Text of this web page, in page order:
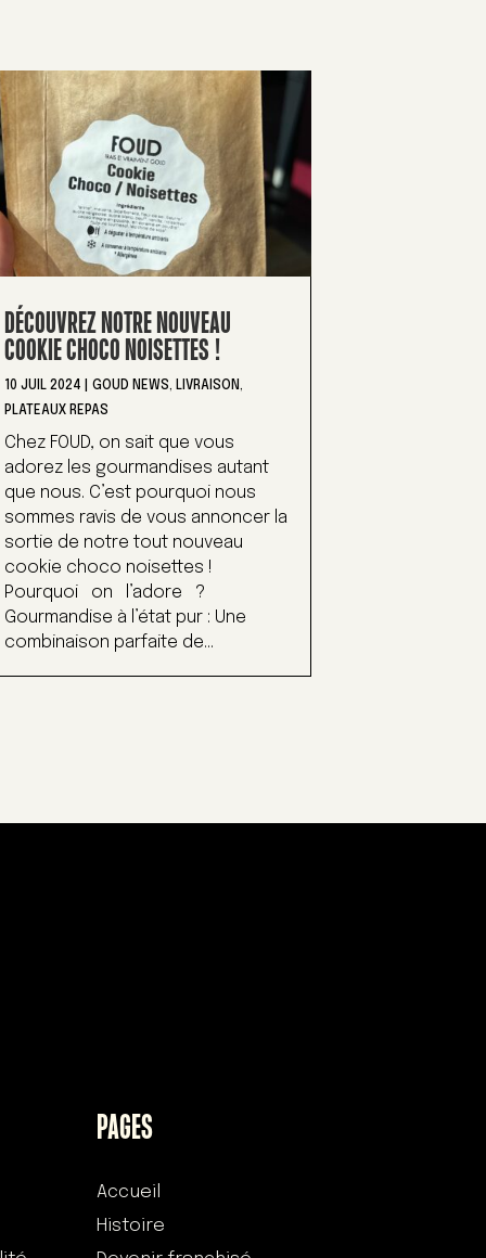
DÉCOUVREZ NOTRE NOUVEAU
COOKIE CHOCO NOISETTES !
10 JUIL 2024 GOUD NEWS, LIVRAISON,
PLATEAUX REPAS
Chez FOUD, on sait que vous
adorez les gourmandises autant
que nous. C’est pourquoi nous
sommes ravis de vous annoncer la
sortie de notre tout nouveau
cookie choco noisettes !
Pourquoi on l’adore ?
Gourmandise à l’état pur : Une
combinaison parfaite de...
PAGES
Accueil
Histoire